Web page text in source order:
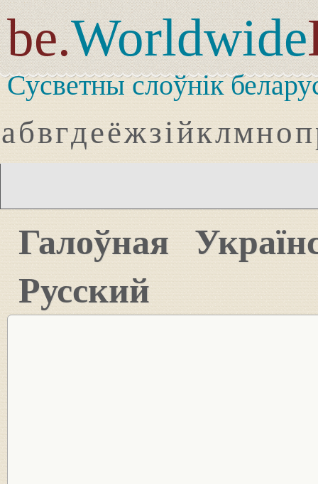
be.Worldwide
Сусветны слоўнік
абвгдеёжзійклмноп
Галоўная
Русский